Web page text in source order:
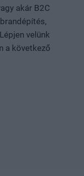
akár B2C
velünk
a következő